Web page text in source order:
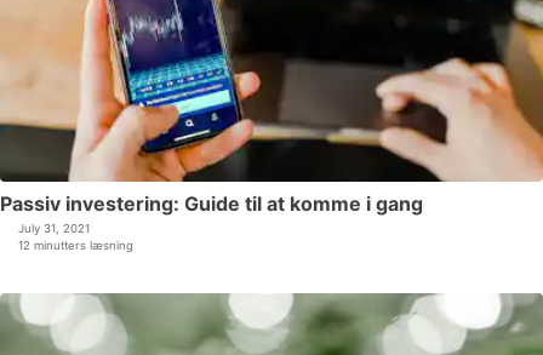
Passiv investering: Guide til at komme i gang
July 31, 2021
12 minutters læsning